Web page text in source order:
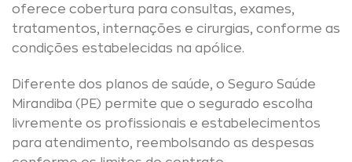
oferece cobertura para consultas, exames,
tratamentos, internações e cirurgias, conforme as
condições estabelecidas na apólice.
Diferente dos planos de saúde, o Seguro Saúde
Mirandiba (PE) permite que o segurado escolha
livremente os profissionais e estabelecimentos
para atendimento, reembolsando as despesas